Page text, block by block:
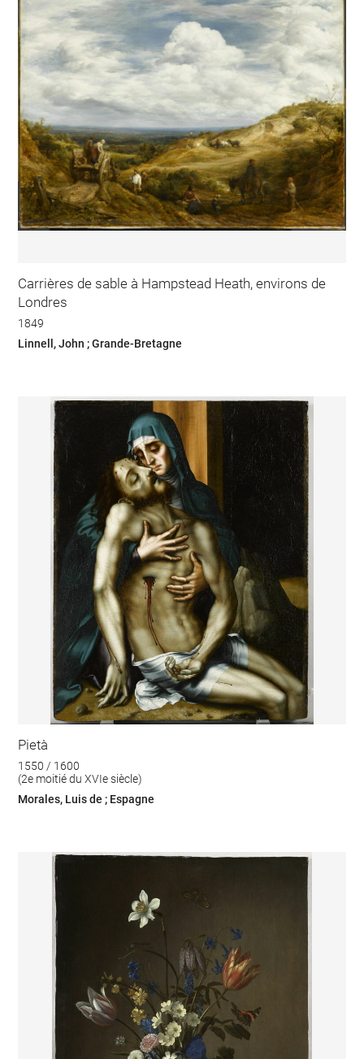
Carrières de sable à Hampstead Heath, environs de
Londres
1849
Linnell, John ; Grande-Bretagne
Pietà
1550 / 1600
(2e moitié du XVIe siècle)
Morales, Luis de ; Espagne